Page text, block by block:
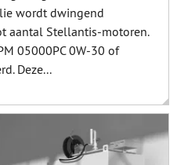
wordt dwingend
aantal Stellantis-motoren.
05000PC 0W-30 of
Deze...